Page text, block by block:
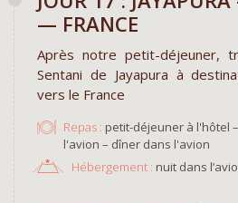
— FRANCE
Après notre petit-déjeuner,
Sentani de Jayapura à
vers le France
Repas : petit-déjeuner à l'hôtel
l'avion – dîner dans l'avion
Hébergement : nuit dans